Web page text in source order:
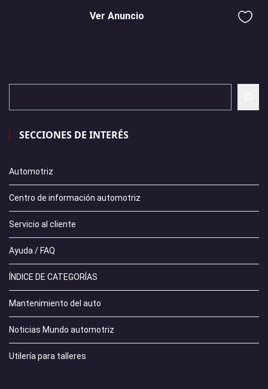
Ver Anuncio
SECCIONES DE INTERÉS
Automotriz
Centro de información automotriz
Servicio al cliente
Ayuda / FAQ
ÍNDICE DE CATEGORÍAS
Mantenimiento del auto
Noticias Mundo automotriz
Utilería para talleres